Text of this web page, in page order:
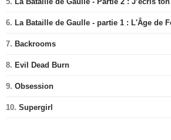
6. La Bataille de Gaulle - partie 1 : L'Âge de
7. Backrooms
8. Evil Dead Burn
9. Obsession
10. Supergirl